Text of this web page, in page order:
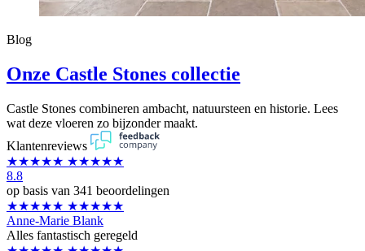
Blog
Onze Castle Stones collectie
Castle Stones combineren ambacht, natuursteen en historie. Lees
wat deze vloeren zo bijzonder maakt.
Klantenreviews
★★★★★ ★★★★★
8.8
op basis van 341 beoordelingen
★★★★★ ★★★★★
Anne-Marie Blank
Alles fantastisch geregeld